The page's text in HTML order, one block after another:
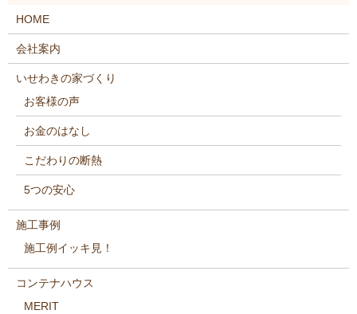
HOME
会社案内
いせわきの家づくり
お客様の声
お金のはなし
こだわりの断熱
5つの安心
施工事例
施工例イッキ見！
コンテナハウス
MERIT